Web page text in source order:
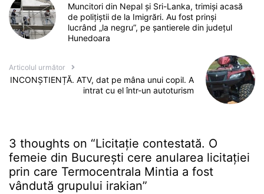
Muncitori din Nepal și Sri-Lanka, trimiși acasă
de polițiștii de la Imigrări. Au fost prinși
lucrând „la negru”, pe șantierele din județul
Hunedoara
Articolul următor
INCONȘTIENȚĂ. ATV, dat pe mâna unui copil. A
intrat cu el într-un autoturism
3 thoughts on “Licitație contestată. O
femeie din București cere anularea licitației
prin care Termocentrala Mintia a fost
vândută grupului irakian”